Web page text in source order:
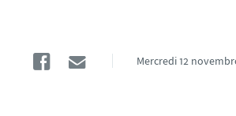
Facebook
EmailMercredi 12